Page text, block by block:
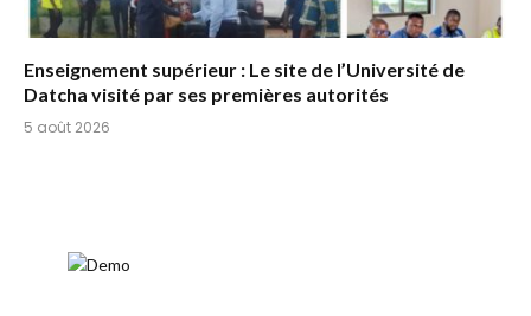
Enseignement supérieur : Le site de l’Université de
Datcha visité par ses premières autorités
5 août 2026